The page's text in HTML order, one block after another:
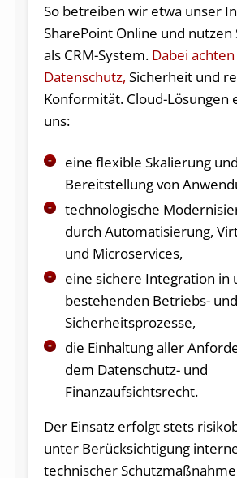
So betreiben wir etwa unser
SharePoint Online und nutzen
als CRM-System. Dabei
Datenschutz, Sicherheit und
Konformität. Cloud-Lösungen
uns:
eine flexible Skalierung
Bereitstellung von
technologische
durch Automatisierung,
und Microservices,
eine sichere Integration in
bestehenden Betriebs- und
Sicherheitsprozesse,
die Einhaltung aller
dem Datenschutz- und
Finanzaufsichtsrecht.
Der Einsatz erfolgt stets
unter Berücksichtigung
technischer